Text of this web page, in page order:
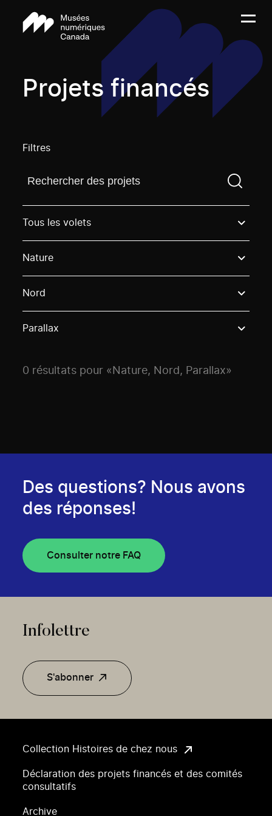
Projets financés
Filtres
Trouvez un projetVous devez saisir un terme de
Tous les volets
Nature
Nord
Parallax
0 résultats pour «Nature, Nord, Parallax»
Collection Histoires de chez nous
Déclaration des projets financés et des comités
consultatifs
Archive
Des questions? Nous avons
des réponses!
Consulter notre FAQ
Infolettre
S'abonner